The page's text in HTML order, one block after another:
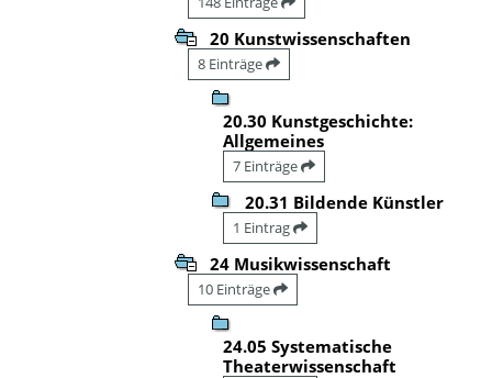
20 Kunstwissenschaften
8 Einträge
20.30 Kunstgeschichte:
Allgemeines
7 Einträge
20.31 Bildende Künstler
1 Eintrag
24 Musikwissenschaft
10 Einträge
24.05 Systematische
Theaterwissenschaft